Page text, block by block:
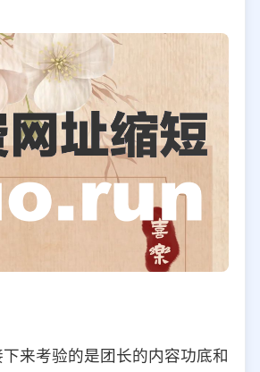
来考验的是团长的内容功底和